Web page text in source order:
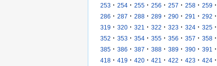
253 · 254 · 255 · 256 · 257 · 258 · 259 ·
286 · 287 · 288 · 289 · 290 · 291 · 292 ·
319 · 320 · 321 · 322 · 323 · 324 · 325 ·
352 · 353 · 354 · 355 · 356 · 357 · 358 ·
385 · 386 · 387 · 388 · 389 · 390 · 391 ·
418 · 419 · 420 · 421 · 422 · 423 · 424 ·